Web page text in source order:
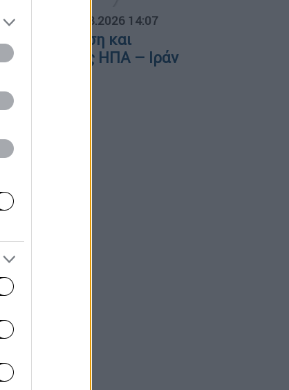
06.08.2026 14:07
Κλιμάκωση και
ΗΠΑ – Ιράν